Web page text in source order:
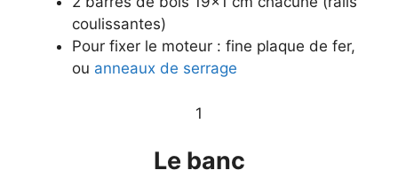
coulissantes)
​Pour fixer le moteur : fine plaque de fer,
ou anneaux de serrage
1
​Le banc